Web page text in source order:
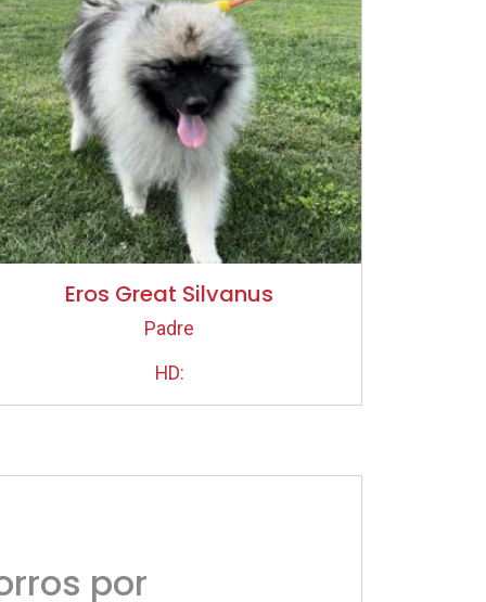
Eros Great Silvanus
Padre
HD:
por